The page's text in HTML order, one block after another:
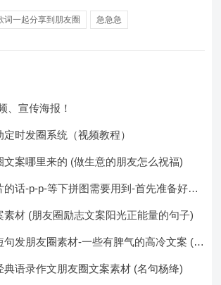
词一起分享到朋友圈 急急急
、宣传海报！
定时发圈系统（视频教程）
文案哪里来的 (做生意的朋友怎么祝福)
的话-p-p-等下拼图需要用到-首先准备好最
都不同得话-1-p-可以准备好45张的不同图
素材 (朋友圈励志文案阳光正能量的句子)
句发朋友圈素材-一些有脾气的高冷文案 (成
典语录作文朋友圈文案素材 (名句杨绛)